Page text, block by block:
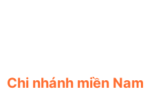
Chi nhánh miền Nam